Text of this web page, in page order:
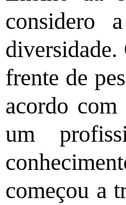
considero
diversidade.
frente de
acordo
um
começou a